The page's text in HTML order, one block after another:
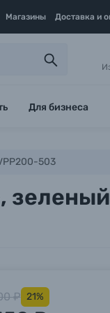
Магазины Доставка и
Для бизнеса
503
₽ 21%